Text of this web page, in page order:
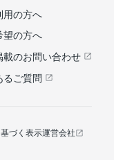
用の方へ
望の方へ
載のお問い合わせ
るご質問
づく表示運営会社